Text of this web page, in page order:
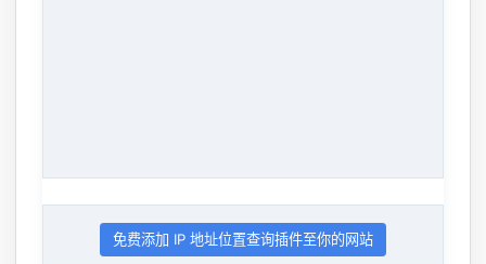
免费添加 IP 地址位置查询插件至你的网站